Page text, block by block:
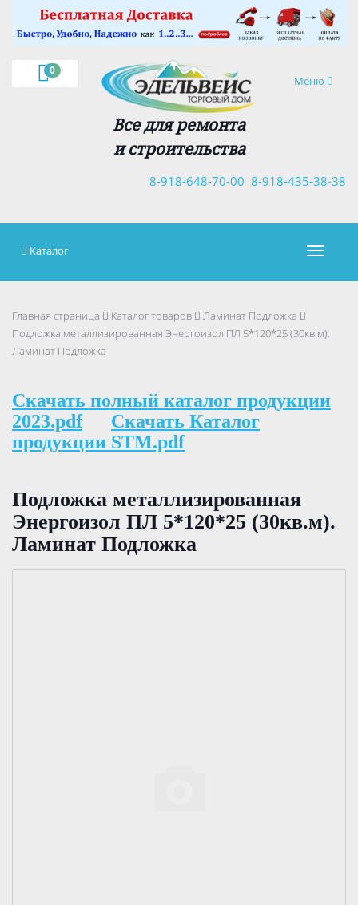
0
Навигация
Меню
Все для ремонта
и строительства
8-918-435-38-38
8-918-648-70-00
×
Каталог
Главная страница Каталог товаров
Ламинат Подложка
Подложка металлизированная Энергоизол ПЛ 5*120*25 (30кв.м).
Ламинат Подложка
Скачать полный каталог продукции
2023.pdf
Скачать Каталог
продукции STM.pdf
Подложка металлизированная
Энергоизол ПЛ 5*120*25 (30кв.м).
Ламинат Подложка